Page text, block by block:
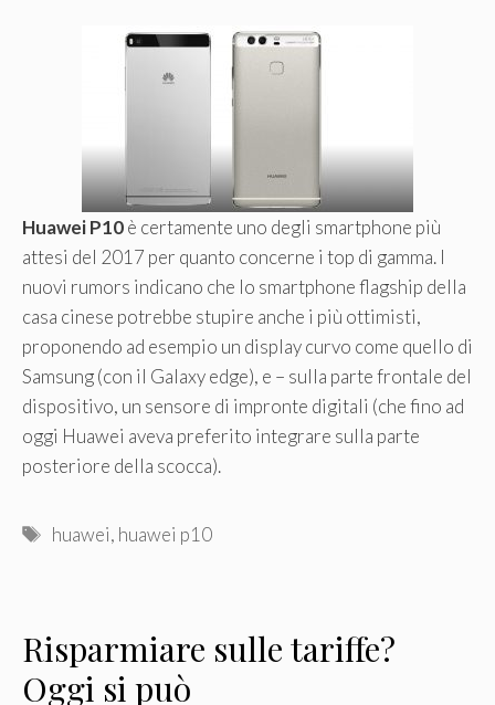
Huawei P10è certamente uno degli smartphone più
attesi del 2017 per quanto concerne i top di gamma. I
nuovi rumors indicano che lo smartphone flagship della
casa cinese potrebbe stupire anche i più ottimisti,
proponendo ad esempio un display curvo come quello di
Samsung (con il Galaxy edge), e – sulla parte frontale del
dispositivo, un sensore di impronte digitali (che fino ad
oggi Huawei aveva preferito integrare sulla parte
posteriore della scocca).
Tag
huawei, huawei p10
Risparmiare sulle tariffe?
Oggi si può